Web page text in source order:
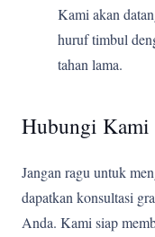
Kami akan
huruf timbul
tahan lama.
Hubungi Kami
Jangan ragu untuk
dapatkan konsultasi
Anda. Kami siap